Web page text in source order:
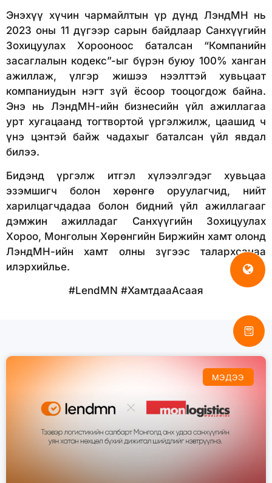
Энэхүү хүчин чармайлтын үр дүнд ЛэндМН нь
2023 оны 11 дүгээр сарын байдлаар Санхүүгийн
Зохицуулах Хорооноос баталсан “Компанийн
засаглалын кодекс”-ыг бүрэн буюу 100% ханган
ажиллаж, үлгэр жишээ нээлттэй хувьцаат
компаниудын нэгт зүй ёсоор тооцогдож байна.
Энэ нь ЛэндМН-ийн бизнесийн үйл ажиллагаа
урт хугацаанд тогтвортой үргэлжилж, цаашид ч
үнэ цэнтэй байж чадахыг баталсан үйл явдал
билээ.
Бидэнд үргэлж итгэл хүлээлгэдэг хувьцаа
эзэмшигч болон хөрөнгө оруулагчид, нийт
харилцагчдадаа болон бидний үйл ажиллагааг
дэмжин ажилладаг Санхүүгийн Зохицуулах
Хороо, Монголын Хөрөнгийн Биржийн хамт олонд
ЛэндМН-ийн хамт олны зүгээс талархсанаа
илэрхийлье.
#LendMN #ХамтдааАсаая
МЭДЭЭ